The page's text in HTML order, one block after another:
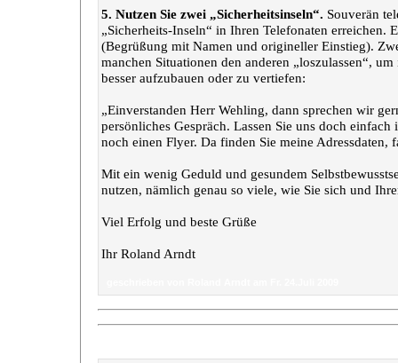
5. Nutzen Sie zwei „Sicherheitsinseln“. Souverän
„Sicherheits-Inseln“ in Ihren Telefonaten erreichen.
(Begrüßung mit Namen und origineller Einstieg).
manchen Situationen den anderen „loszulassen“,
besser aufzubauen oder zu vertiefen:
„Einverstanden Herr Wehling, dann sprechen wir
persönliches Gespräch. Lassen Sie uns doch
noch einen Flyer. Da finden Sie meine Adressdaten,
Mit ein wenig Geduld und gesundem
nutzen, nämlich genau so viele, wie Sie sich und
Viel Erfolg und beste Grüße
Ihr Roland Arndt